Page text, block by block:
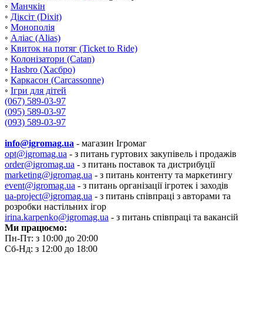
◦ Манчкін
◦ Діксіт (Dixit)
◦ Монополія
◦ Аліас (Alias)
◦ Квиток на потяг (Ticket to Ride)
◦ Колонізатори (Catan)
◦ Hasbro (Хасбро)
◦ Каркасон (Carcassonne)
◦ Ігри для дітей
(067) 589-03-97
(095) 589-03-97
(093) 589-03-97
info@igromag.ua - магазин Ігромаг
opt@igromag.ua - з питань гуртових закупівель і продажів
order@igromag.ua - з питань поставок та дистрибуції
marketing@igromag.ua - з питань контенту та маркетингу
event@igromag.ua - з питань організації ігротек і заходів
ua-project@igromag.ua - з питань співпраці з авторами та
розробки настільних ігор
irina.karpenko@igromag.ua - з питань співпраці та вакансій
Ми працюємо:
Пн-Пт: з 10:00 до 20:00
Сб-Нд: з 12:00 до 18:00